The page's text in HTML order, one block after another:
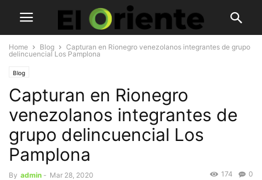
Home Blog
Capturan en Rionegro venezolanos integrantes de grupo
delincuencial Los Pamplona
Blog
Capturan en Rionegro
venezolanos integrantes de
grupo delincuencial Los
Pamplona
By admin - Mar 28, 2020 0
174